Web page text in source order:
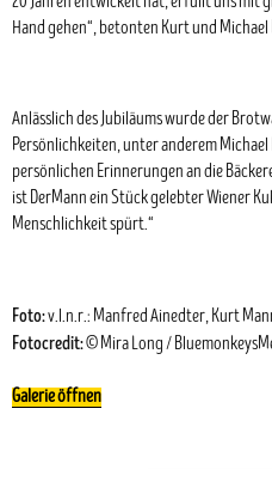
Hand gehen“, betonten Kurt und
Anlässlich des Jubiläums wurde der
Persönlichkeiten, unter anderem
persönlichen Erinnerungen an die
ist DerMann ein Stück gelebter Wiener
Menschlichkeit spürt.“
Foto:v.l.n.r.: Manfred Ainedter, Kurt
Fotocredit:© Mira Long /
Galerie öffnen